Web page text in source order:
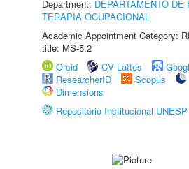
Department: DEPARTAMENTO
TERAPIA OCUPACIONAL
Academic Appointment Category:
title: MS-5.2
Orcid
CV Lattes
ResearcherID
Scopus
Dimensions
Repositório Institucional UNESP